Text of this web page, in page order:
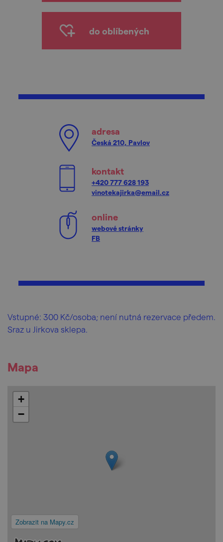
do oblíbených
adresa
Česká 210, Pavlov
kontakt
+420 777 628 193
vinotekajirka@email.cz
online
webové stránky
FB
Vstupné: 300 Kč/osoba; není nutná rezervace předem.
Sraz u Jirkova sklepa.
Mapa
Zobrazit na Mapy.cz
+
−